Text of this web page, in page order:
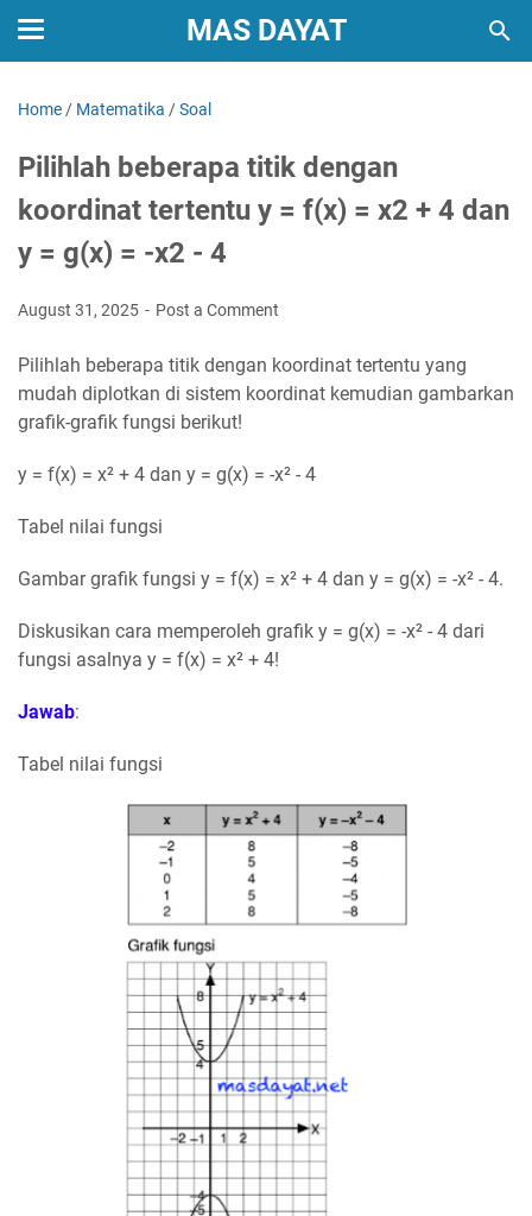
MAS DAYAT
Home / Matematika /Soal
Pilihlah beberapa titik dengan
koordinat tertentu y = f(x) = x2 + 4 dan
y = g(x) = -x2 - 4
August 31, 2025 Post a Comment
Pilihlah beberapa titik dengan koordinat tertentu yang
mudah diplotkan di sistem koordinat kemudian gambarkan
grafik-grafik fungsi berikut!
y = f(x) = x² + 4 dan y = g(x) = -x² - 4
Tabel nilai fungsi
Gambar grafik fungsi y = f(x) = x² + 4 dan y = g(x) = -x² - 4.
Diskusikan cara memperoleh grafik y = g(x) = -x² - 4 dari
fungsi asalnya y = f(x) = x² + 4!
Jawab:
Tabel nilai fungsi